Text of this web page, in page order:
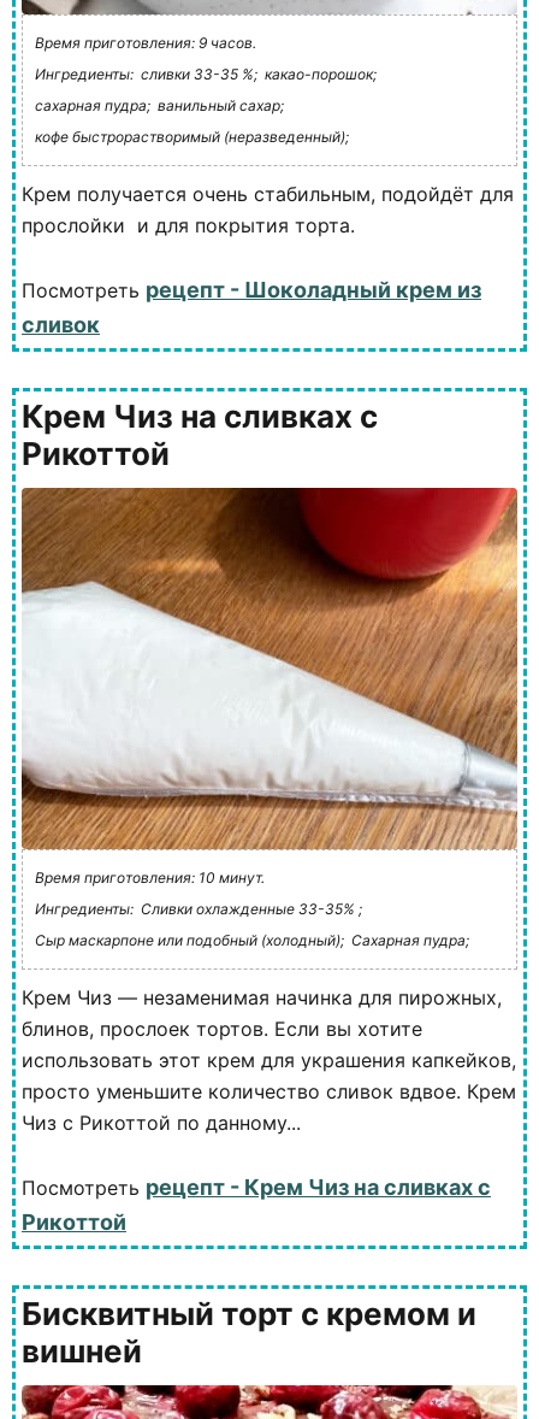
Время приготовления: 9 часов.
Ингредиенты: сливки 33-35 %; какао-порошок;
сахарная пудра; ванильный сахар;
кофе быстрорастворимый (неразведенный);
Крем получается очень стабильным, подойдёт для
прослойки и для покрытия торта.
Посмотреть рецепт - Шоколадный крем из
сливок
Крем Чиз на сливках с
Рикоттой
Время приготовления: 10 минут.
Ингредиенты: Сливки охлажденные 33-35% ;
Сыр маскарпоне или подобный (холодный); Сахарная пудра;
Крем Чиз — незаменимая начинка для пирожных,
блинов, прослоек тортов. Если вы хотите
использовать этот крем для украшения капкейков,
просто уменьшите количество сливок вдвое. Крем
Чиз с Рикоттой по данному...
Посмотреть рецепт - Крем Чиз на сливках с
Рикоттой
Бисквитный торт с кремом и
вишней